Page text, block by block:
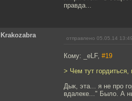
правда...
Krakozabra отправлено 05.05.14 13:49
Кому: _eLF, #19
> Чем тут гордиться,
Дык, эта... я не про
вдалеке..." Было. А